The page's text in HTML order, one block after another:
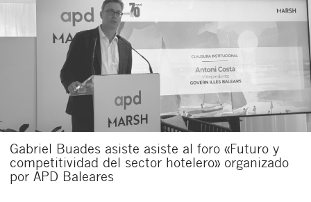
Gabriel Buades asiste asiste al foro «Futuro y
competitividad del sector hotelero» organizado
por APD Baleares